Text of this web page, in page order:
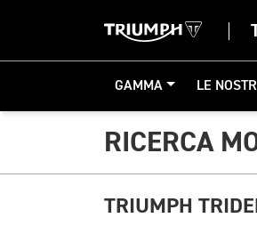
GAMMA LE
RICERCA
TRIUMPH